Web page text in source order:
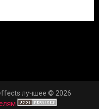
лучшее © 2026